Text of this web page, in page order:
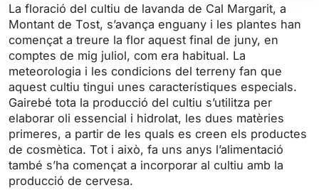
a
y
t
e
t
t
n
g
s
P
t
u
s
La floració del cultiu de lavanda de Cal Margarit, a
Montant de Tost, s’avança enguany i les plantes han
començat a treure la flor aquest final de juny, en
comptes de mig juliol, com era habitual. La
meteorologia i les condicions del terreny fan que
aquest cultiu tingui unes característiques especials.
Gairebé tota la producció del cultiu s’utilitza per
elaborar oli essencial i hidrolat, les dues matèries
primeres, a partir de les quals es creen els productes
de cosmètica. Tot i això, fa uns anys l’alimentació
també s’ha començat a incorporar al cultiu amb la
producció de cervesa.